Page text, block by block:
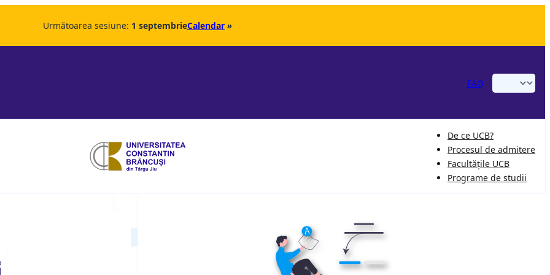
Următoarea sesiune: 1 septembrieCalendar »
FAQ
De ce UCB?
Procesul de admitere
Facultățile UCB
Programe de studii